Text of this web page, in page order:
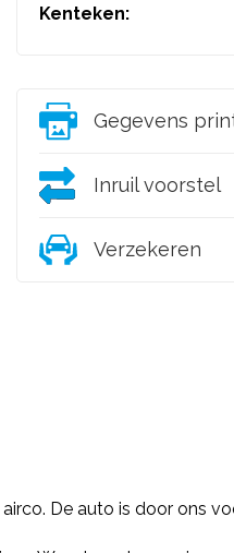
Kenteken:
Gegevens
Inruil voorstel
Verzekeren
De auto is door ons